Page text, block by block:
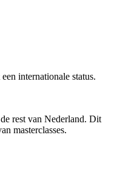
internationale status.
rest van Nederland. Dit
masterclasses.